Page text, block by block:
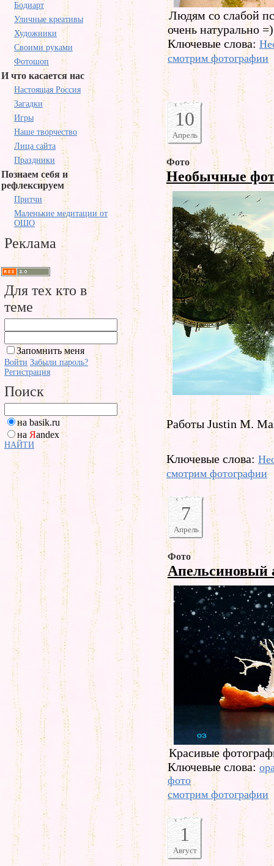
Бодиарт
Уличные креативы
Художники
Своими руками
Фотошоп
И что касается нас
Настоящая Россия
Загадки
Игры
Наше творчество
Лица сайта
Праздники
Познаем себя и
рефлексируем
Притчи
Маленькие медитации от
ОШО
Реклама
Для тех кто в
теме
Запомнить меня
Войти Забыли пароль?
Регистрация
Поиск
на basik.ru
на Яandex
НАЙТИ
Людям со слабой
очень натурально =)
Ключевые слова:
смотрим фотографии
10
Апрель
Фото
Необычные
Работы Justin M.
Ключевые слова:
смотрим фотографии
7
Апрель
Фото
Апельсиновый
Красивые
Ключевые слова:
фото
смотрим фотографии
1
Август